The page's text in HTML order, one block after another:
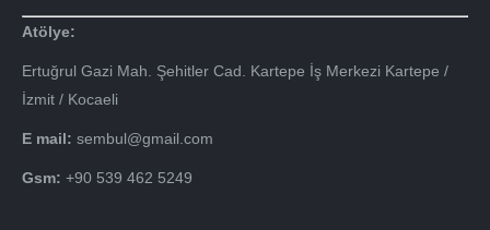
Atölye:
Ertuğrul Gazi Mah. Şehitler Cad. Kartepe İş Merkezi Kartepe /
İzmit / Kocaeli
E mail: sembul@gmail.com
Gsm: +90 539 462 5249